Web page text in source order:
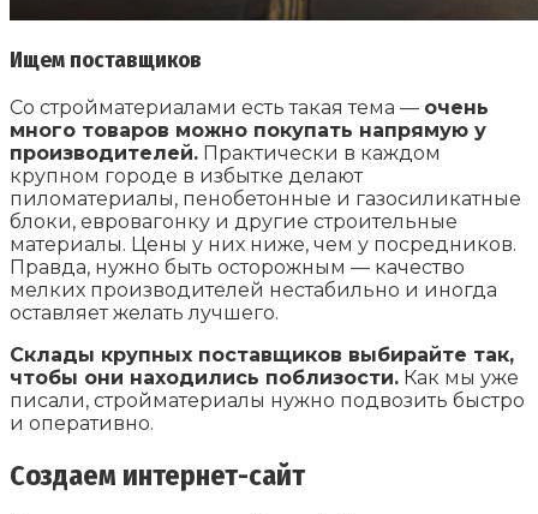
Ищем поставщиков
Со стройматериалами есть такая тема — очень
много товаров можно покупать напрямую у
производителей. Практически в каждом
крупном городе в избытке делают
пиломатериалы, пенобетонные и газосиликатные
блоки, евровагонку и другие строительные
материалы. Цены у них ниже, чем у посредников.
Правда, нужно быть осторожным — качество
мелких производителей нестабильно и иногда
оставляет желать лучшего.
Склады крупных поставщиков выбирайте так,
чтобы они находились поблизости. Как мы уже
писали, стройматериалы нужно подвозить быстро
и оперативно.
Создаем интернет-сайт